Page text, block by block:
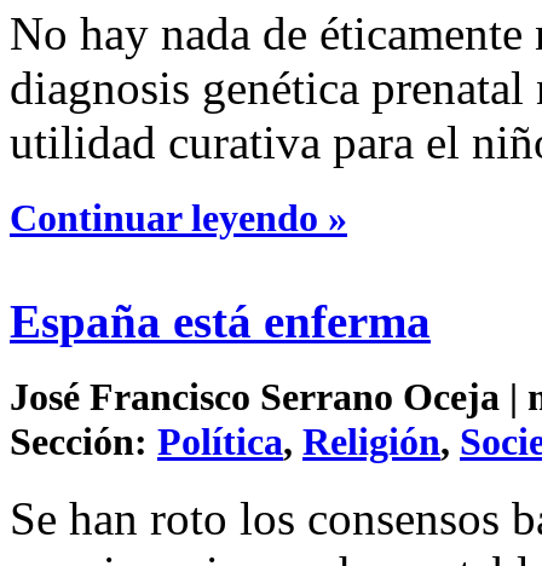
No hay nada de
diagnosis genética
utilidad curativa para el
Continuar leyendo »
España está enferma
José Francisco Serrano Oceja |
Sección: Política, Religión,
Se han roto los consensos